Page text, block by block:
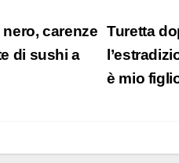
Turetta
è mio
carenze
di sushi a